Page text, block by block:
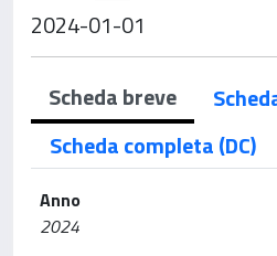
2024-01-01
Scheda breve
Scheda completa (DC)
Anno
2024